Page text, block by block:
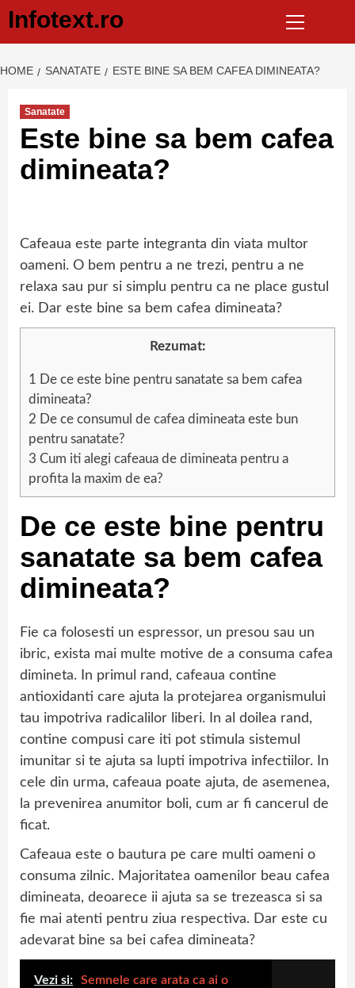
SariInfotext.ro
Menu
HOME SANATATE ESTE BINE SA BEM CAFEA DIMINEATA?
Sanatate
Este bine sa bem cafea
dimineata?
Cafeaua este parte integranta din viata multor
oameni. O bem pentru a ne trezi, pentru a ne
relaxa sau pur si simplu pentru ca ne place gustul
ei. Dar este bine sa bem cafea dimineata?
Rezumat:
1 De ce este bine pentru sanatate sa bem cafea
dimineata?
2 De ce consumul de cafea dimineata este bun
pentru sanatate?
3 Cum iti alegi cafeaua de dimineata pentru a
profita la maxim de ea?
De ce este bine pentru
sanatate sa bem cafea
dimineata?
Fie ca folosesti un espressor, un presou sau un
ibric, exista mai multe motive de a consuma cafea
dimineta. In primul rand, cafeaua contine
antioxidanti care ajuta la protejarea organismului
tau impotriva radicalilor liberi. In al doilea rand,
contine compusi care iti pot stimula sistemul
imunitar si te ajuta sa lupti impotriva infectiilor. In
cele din urma, cafeaua poate ajuta, de asemenea,
la prevenirea anumitor boli, cum ar fi cancerul de
ficat.
Cafeaua este o bautura pe care multi oameni o
consuma zilnic. Majoritatea oamenilor beau cafea
dimineata, deoarece ii ajuta sa se trezeasca si sa
fie mai atenti pentru ziua respectiva. Dar este cu
adevarat bine sa bei cafea dimineata?
Vezi si:
Semnele care arata ca ai o